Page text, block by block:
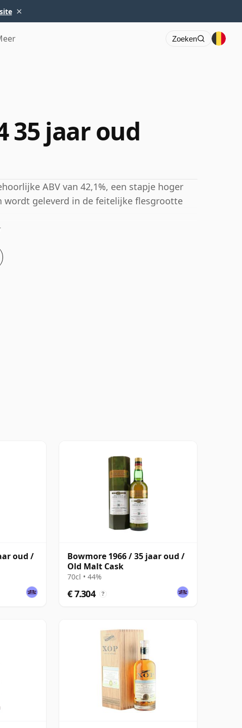
×
Zoeken
35 jaar oud
ABV van 42,1%, een stapje hoger
wordt geleverd in de feitelijke flesgrootte
oud /
Bowmore 1966 / 35 jaar oud /
Old Malt Cask
70cl • 44%
€ 7.304 ?